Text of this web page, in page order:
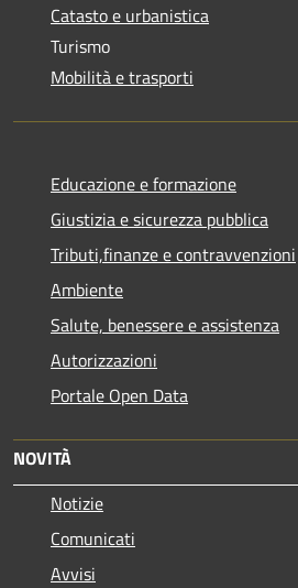
Catasto e urbanistica
Turismo
Mobilità e trasporti
Educazione e formazione
Giustizia e sicurezza pubblica
Tributi,finanze e contravvenzioni
Ambiente
Salute, benessere e assistenza
Autorizzazioni
Portale Open Data
NOVITÀ
Notizie
Comunicati
Avvisi